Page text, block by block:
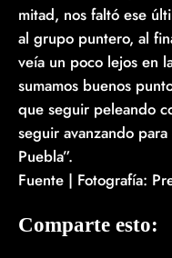
mitad, nos faltó ese
al grupo puntero, al
veía un poco lejos en
sumamos buenos
que seguir peleando
seguir avanzando
Puebla”.
Fuente | Fotografía:
Comparte esto: